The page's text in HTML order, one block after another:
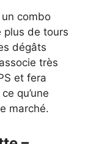
combo
plus de tours
dégâts
très
et fera
qu’une
marché.